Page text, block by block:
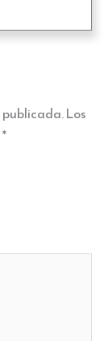
publicada.Los
*